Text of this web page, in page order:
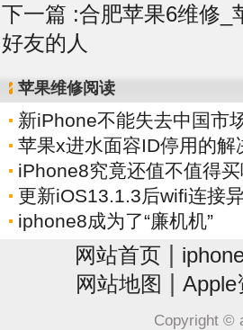
下一篇 :合肥苹果6维修_
好友的人
苹果维修阅读
新iPhone不能失去中国市
苹果x进水面容ID停用的解
iPhone8究竟还值不值得
更新iOS13.1.3后wifi连接
iphone8成为了“廉机机”
网站首页
网站地图 Apple
Copyright ©